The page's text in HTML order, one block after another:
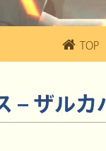
TOP
– ザル